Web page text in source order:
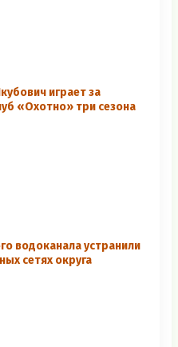
играет за
«Охотно» три сезона
водоканала устранили
сетях округа